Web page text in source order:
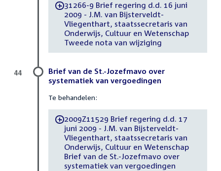
-31266-9 Brief regering d.d. 16 juni
2009 - J.M. van Bijsterveldt-
Vliegenthart, staatssecretaris van
Onderwijs, Cultuur en Wetenschap
Tweede nota van wijziging
Brief van de St.-Jozefmavo over
systematiek van vergoedingen
Te behandelen:
-2009Z11529 Brief regering d.d. 17
juni 2009 - J.M. van Bijsterveldt-
Vliegenthart, staatssecretaris van
Onderwijs, Cultuur en Wetenschap
Brief van de St.-Jozefmavo over
systematiek van vergoedingen
44